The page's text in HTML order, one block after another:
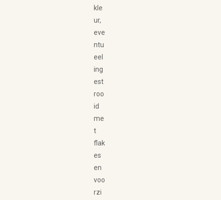
kle
ur,
eve
ntu
eel
ing
est
roo
id
me
t
flak
es
en
voo
rzi